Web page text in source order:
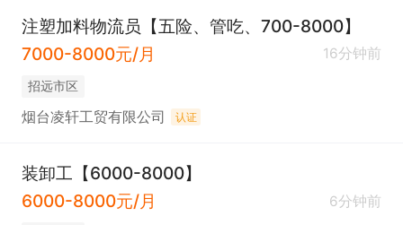
注塑加料物流员【五险、管吃、700-8000】
7000-8000元/月
16分钟前
招远市区
烟台凌轩工贸有限公司 认证
装卸工【6000-8000】
6000-8000元/月
6分钟前